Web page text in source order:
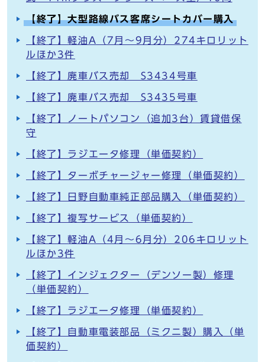
【終了】大型路線バス客席シートカバー購入
【終了】軽油A（7月～9月分）274キロリット
ルほか3件
【終了】廃車バス売却 S3434号車
【終了】廃車バス売却 S3435号車
【終了】ノートパソコン（追加3台）賃貸借保
守
【終了】ラジエータ修理（単価契約）
【終了】ターボチャージャー修理（単価契約）
【終了】日野自動車純正部品購入（単価契約）
【終了】複写サービス（単価契約）
【終了】軽油A（4月～6月分）206キロリット
ルほか3件
【終了】インジェクター（デンソー製）修理
（単価契約）
【終了】ラジエータ修理（単価契約）
【終了】自動車電装部品（ミクニ製）購入（単
価契約）